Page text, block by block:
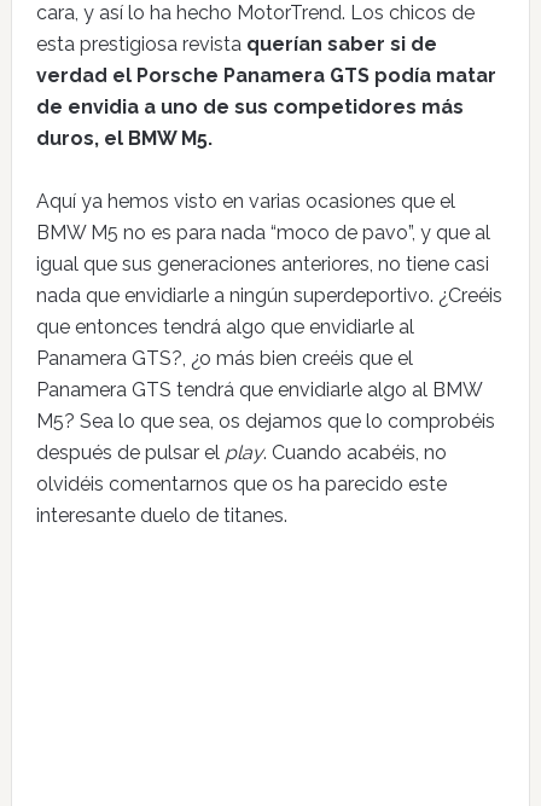
cara, y así lo ha hecho MotorTrend. Los chicos de
esta prestigiosa revistaquerían saber si de
verdad el Porsche Panamera GTS podía matar
de envidia a uno de sus competidores más
duros, el BMW M5.
Aquí ya hemos visto en varias ocasiones que el
BMW M5 no es para nada “moco de pavo”, y que al
igual que sus generaciones anteriores, no tiene casi
nada que envidiarle a ningún superdeportivo. ¿Creéis
que entonces tendrá algo que envidiarle al
Panamera GTS?, ¿o más bien creéis que el
Panamera GTS tendrá que envidiarle algo al BMW
M5? Sea lo que sea, os dejamos que lo comprobéis
después de pulsar elplay. Cuando acabéis, no
olvidéis comentarnos que os ha parecido este
interesante duelo de titanes.